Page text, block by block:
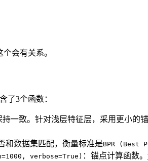
会有关系。
了3个函数：
持一致。针对浅层特征层，采用更小的
和数据集匹配，衡量标准是BPR (Best
verbose=True) ：锚点计算函数